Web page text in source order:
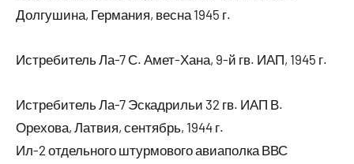
Долгушина, Германия, весна 1945 г.
Истребитель Ла-7 С. Амет-Хана, 9-й гв. ИАП, 1945 г.
Истребитель Ла-7 Эскадрильи 32 гв. ИАП В.
Орехова, Латвия, сентябрь, 1944 г.
Ил-2 отдельного штурмового авиаполка ВВС